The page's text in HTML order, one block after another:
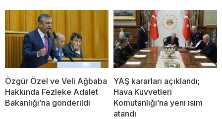
Özgür Özel ve Veli Ağbaba
Hakkında Fezleke Adalet
Bakanlığı’na gönderildi
YAŞ kararları açıklandı;
Hava Kuvvetleri
Komutanlığı’na yeni isim
atandı